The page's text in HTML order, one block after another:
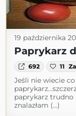
19 października
Paprykarz
692 11
Jeśli nie wiecie
paprykarz trudno
znalazłam (...)